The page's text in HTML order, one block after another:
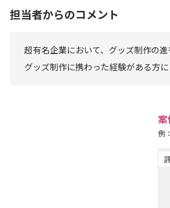
担当者からのコメント
超有名企業において、グッズ制作の
グッズ制作に携わった経験がある方に
案
例